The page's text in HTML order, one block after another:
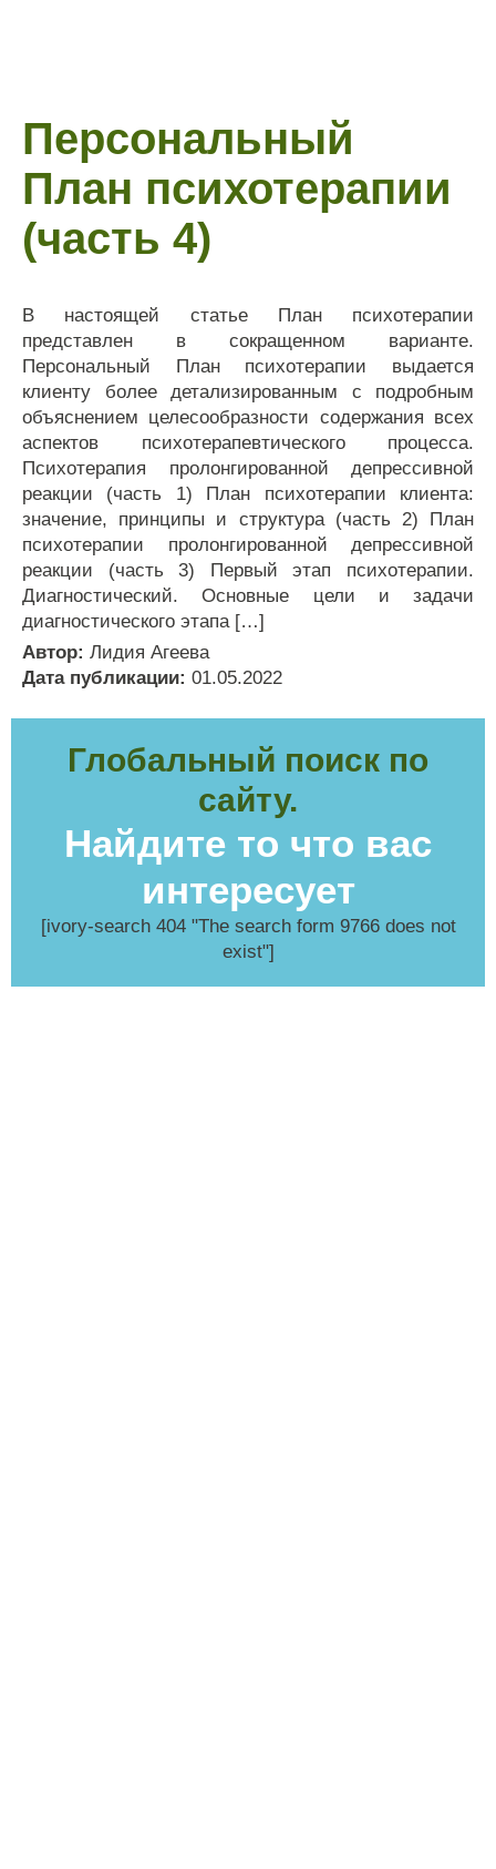
Персональный
План психотерапии
(часть 4)
В настоящей статье План психотерапии
представлен в сокращенном варианте.
Персональный План психотерапии выдается
клиенту более детализированным с подробным
объяснением целесообразности содержания всех
аспектов психотерапевтического процесса.
Психотерапия пролонгированной депрессивной
реакции (часть 1) План психотерапии клиента:
значение, принципы и структура (часть 2) План
психотерапии пролонгированной депрессивной
реакции (часть 3) Первый этап психотерапии.
Диагностический. Основные цели и задачи
диагностического этапа […]
Автор: Лидия Агеева
Дата публикации: 01.05.2022
Глобальный поиск по
сайту.
Найдите то что вас
интересует
[ivory-search 404 "The search form 9766 does not
exist"]